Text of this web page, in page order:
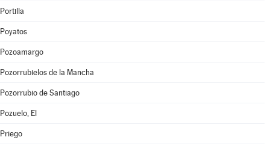
Portilla
Poyatos
Pozoamargo
Pozorrubielos de la Mancha
Pozorrubio de Santiago
Pozuelo, El
Priego